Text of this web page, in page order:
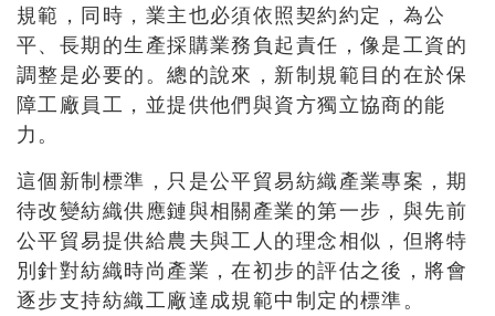
規範，同時，業主也必須依照契約約定，為公
平、長期的生產採購業務負起責任，像是工資的
調整是必要的。總的說來，新制規範目的在於保
障工廠員工，並提供他們與資方獨立協商的能
力。
這個新制標準，只是公平貿易紡織產業專案，期
待改變紡織供應鏈與相關產業的第一步，與先前
公平貿易提供給農夫與工人的理念相似，但將特
別針對紡織時尚產業，在初步的評估之後，將會
逐步支持紡織工廠達成規範中制定的標準。